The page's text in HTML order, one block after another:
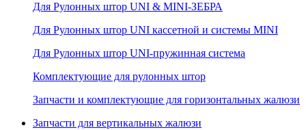
Для Рулонных штор UNI & MINI-ЗЕБРА
Для Рулонных штор UNI кассетной и системы MINI
Для Рулонных штор UNI-пружинная система
Комплектующие для рулонных штор
Запчасти и комплектующие для горизонтальных жалюзи
Запчасти для вертикальных жалюзи